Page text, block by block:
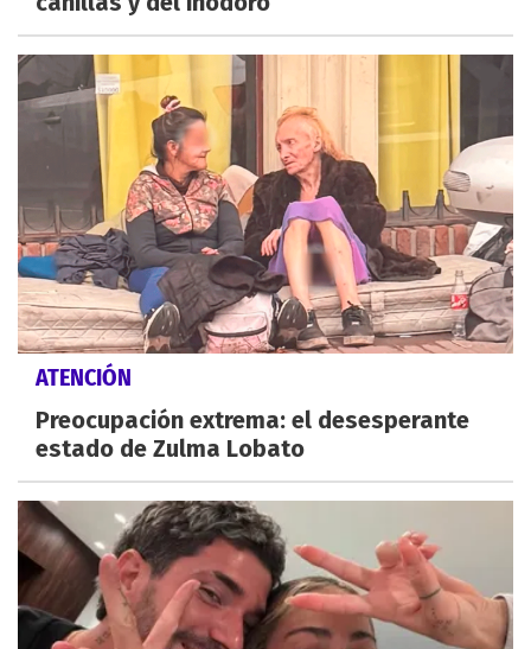
ATENCIÓN
Preocupación extrema: el desesperante
estado de Zulma Lobato